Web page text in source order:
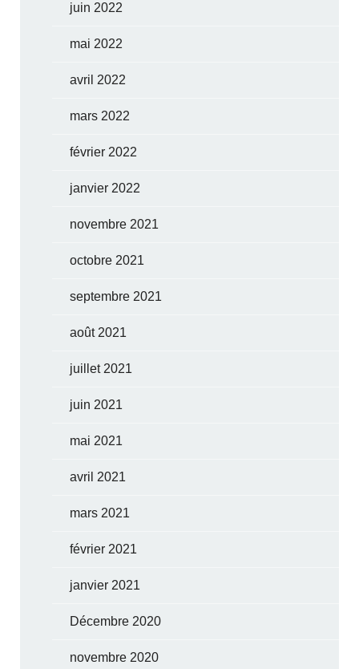
juin 2022
mai 2022
avril 2022
mars 2022
février 2022
janvier 2022
novembre 2021
octobre 2021
septembre 2021
août 2021
juillet 2021
juin 2021
mai 2021
avril 2021
mars 2021
février 2021
janvier 2021
Décembre 2020
novembre 2020